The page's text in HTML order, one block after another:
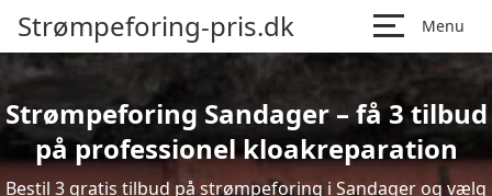
Strømpeforing-pris.dk Menu
Strømpeforing Sandager – få 3 tilbud
på professionel kloakreparation
Bestil 3 gratis tilbud på strømpeforing i Sandager og vælg